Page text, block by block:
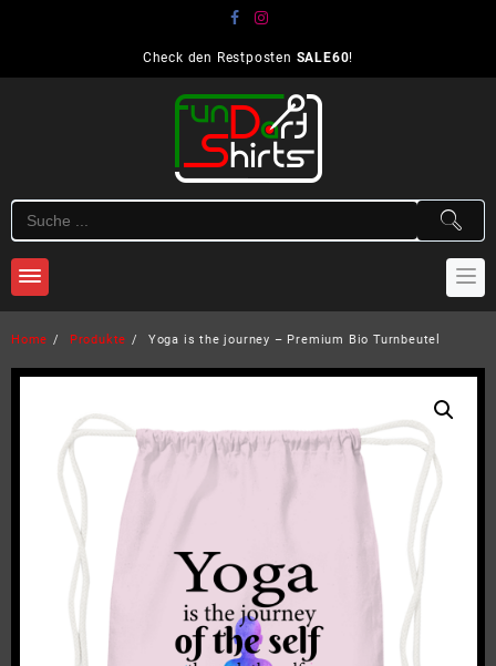
Check den Restposten SALE60!
Home Produkte Yoga is the journey – Premium Bio Turnbeutel